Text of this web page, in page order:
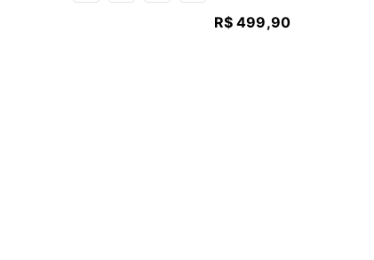
R$ 499,90